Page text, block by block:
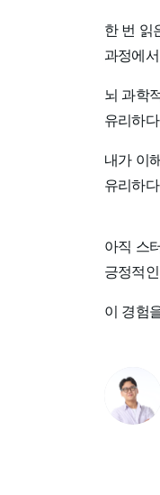
한 번 읽
과정에
뇌 과학
유리하
내가 이
유리하
아직 스
긍정적
이 경험